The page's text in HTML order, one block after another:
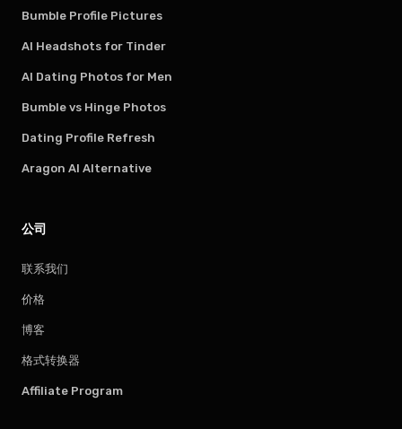
Bumble Profile Pictures
AI Headshots for Tinder
AI Dating Photos for Men
Bumble vs Hinge Photos
Dating Profile Refresh
Aragon AI Alternative
公司
联系我们
价格
博客
格式转换器
Affiliate Program